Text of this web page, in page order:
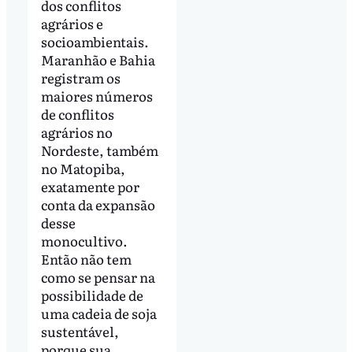
dos conflitos
agrários e
socioambientais.
Maranhão e Bahia
registram os
maiores números
de conflitos
agrários no
Nordeste, também
no Matopiba,
exatamente por
conta da expansão
desse
monocultivo.
Então não tem
como se pensar na
possibilidade de
uma cadeia de soja
sustentável,